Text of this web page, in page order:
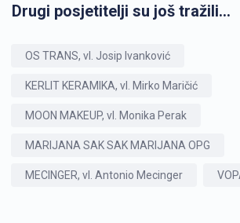
Drugi posjetitelji su još tražili...
OS TRANS, vl. Josip Ivanković
KERLIT KERAMIKA, vl. Mirko Maričić
MOON MAKEUP, vl. Monika Perak
MARIJANA SAK SAK MARIJANA OPG
MECINGER, vl. Antonio Mecinger